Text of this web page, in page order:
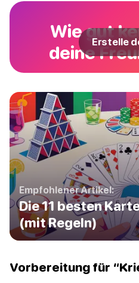
Wie gut
deineErstelle
Empfohlener Artikel:
Die 11 besten
(mit Regeln)
Vorbereitung für